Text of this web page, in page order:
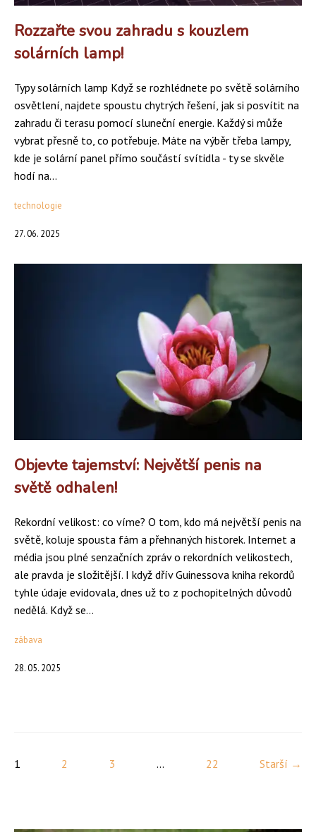
Rozzařte svou zahradu s kouzlem
solárních lamp!
Typy solárních lamp Když se rozhlédnete po světě solárního
osvětlení, najdete spoustu chytrých řešení, jak si posvítit na
zahradu či terasu pomocí sluneční energie. Každý si může
vybrat přesně to, co potřebuje. Máte na výběr třeba lampy,
kde je solární panel přímo součástí svítidla - ty se skvěle
hodí na...
technologie
27. 06. 2025
Objevte tajemství: Největší penis na
světě odhalen!
Rekordní velikost: co víme? O tom, kdo má největší penis na
světě, koluje spousta fám a přehnaných historek. Internet a
média jsou plné senzačních zpráv o rekordních velikostech,
ale pravda je složitější. I když dřív Guinessova kniha rekordů
tyhle údaje evidovala, dnes už to z pochopitelných důvodů
nedělá. Když se...
zábava
28. 05. 2025
1 2 3 ... 22 Starší →